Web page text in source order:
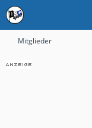
Mitglieder